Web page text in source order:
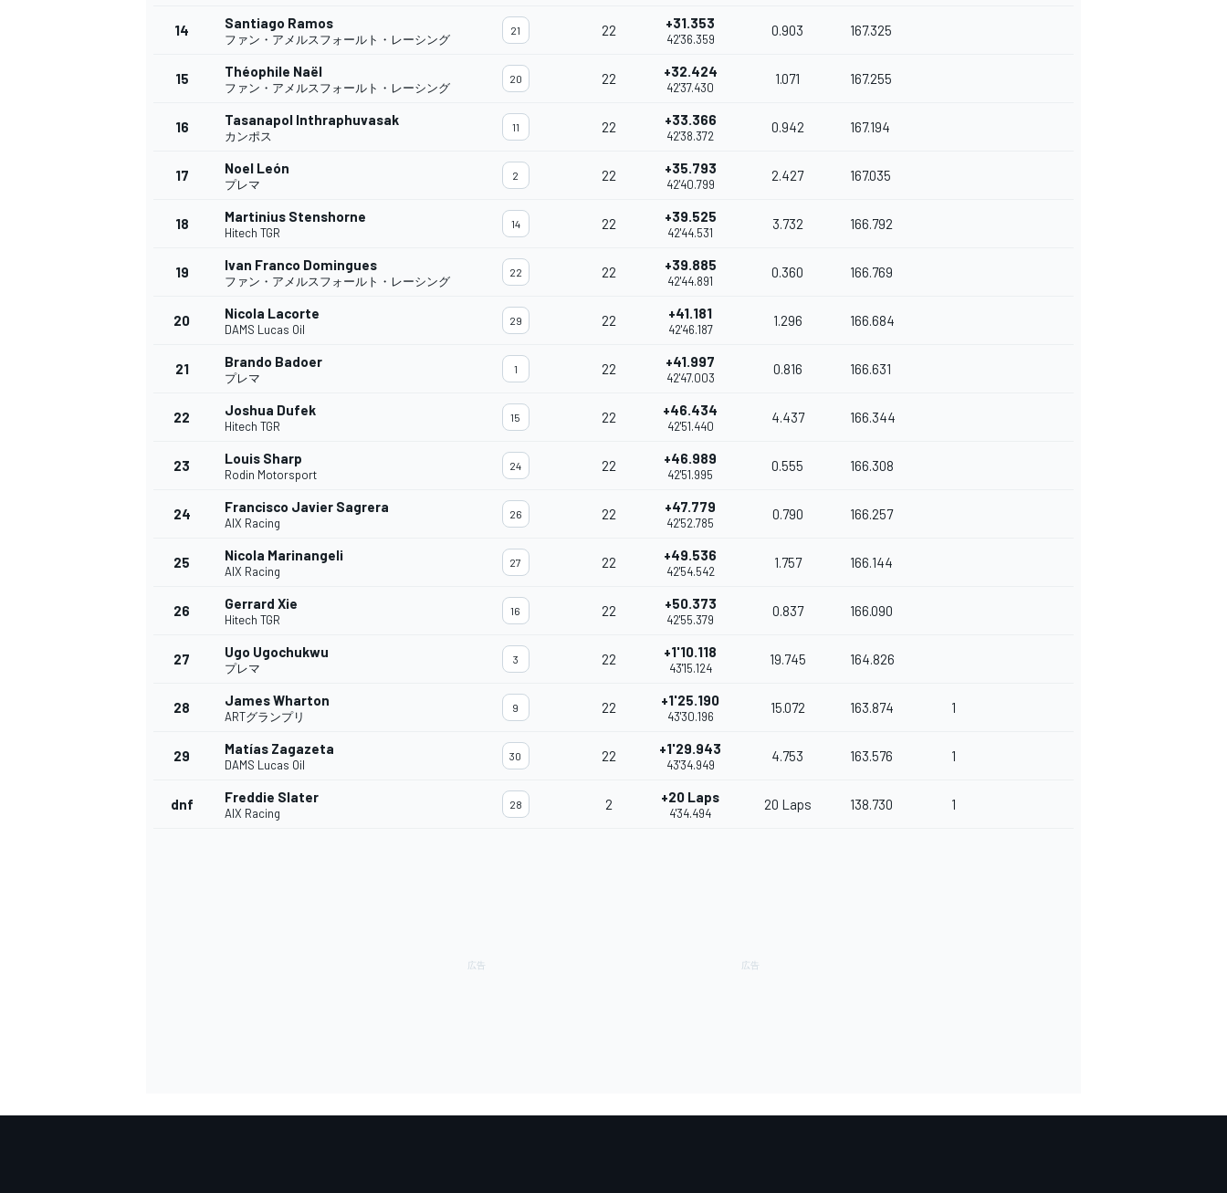
14 Santiago Ramos
ファン・アメルスフォールト・レーシング
21 22 +31.353
42'36.359
0.903 167.325
15 Théophile Naël
ファン・アメルスフォールト・レーシング
20 22 +32.424
42'37.430
1.071 167.255
16 Tasanapol Inthraphuvasak
カンポス
11 22 +33.366
42'38.372
0.942 167.194
17 Noel León
プレマ
2 22 +35.793
42'40.799
2.427 167.035
18 Martinius Stenshorne
Hitech TGR
14 22 +39.525
42'44.531
3.732 166.792
19 Ivan Franco Domingues
ファン・アメルスフォールト・レーシング
22 22 +39.885
42'44.891
0.360 166.769
20 Nicola Lacorte
DAMS Lucas Oil
29 22 +41.181
42'46.187
1.296 166.684
21 Brando Badoer
プレマ
1 22 +41.997
42'47.003
0.816 166.631
22 Joshua Dufek
Hitech TGR
15 22 +46.434
42'51.440
4.437 166.344
23 Louis Sharp
Rodin Motorsport
24 22 +46.989
42'51.995
0.555 166.308
24 Francisco Javier Sagrera
AIX Racing
26 22 +47.779
42'52.785
0.790 166.257
25 Nicola Marinangeli
AIX Racing
27 22 +49.536
42'54.542
1.757 166.144
26 Gerrard Xie
Hitech TGR
16 22 +50.373
42'55.379
0.837 166.090
27 Ugo Ugochukwu
プレマ
3 22 +1'10.118
43'15.124
19.745 164.826
28 James Wharton
ARTグランプリ
9 22 +1'25.190
43'30.196
15.072 163.874 1
29 Matías Zagazeta
DAMS Lucas Oil
30 22 +1'29.943
43'34.949
4.753 163.576 1
dnf Freddie Slater
AIX Racing
28 2 +20 Laps
4'34.494
20 Laps 138.730 1